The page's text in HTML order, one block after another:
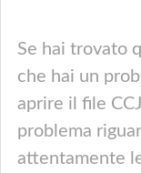
Se hai trovato
che hai un
aprire il file
problema
attentamente